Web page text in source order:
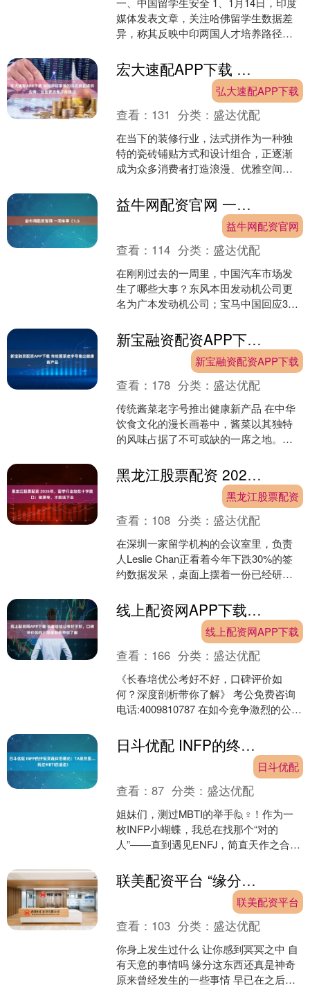
媒体发表文章，关注哈佛留学生数据差
异，称其反映中印两国人才培养路径不
国学生和5....
宏大速配APP下载 如何评估靠谱的法式拼正规供应商，这些要点你不能错过
弘大速配APP下载
查看： 131 分类： 盛达优配
在当下的装修行业，法式拼作为一种独
特的瓷砖铺贴方式和设计组合，正逐渐
成为众多消费者打造浪漫、优雅空间
应商和品牌厂家至关重要。瓷....
益牛网配资官网 一周车事（1.5
益牛网配资官网
查看： 114 分类： 盛达优配
在刚刚过去的一周里，中国汽车市场发
生了哪些大事？东风本田发动机公司更
名为广本发动机公司；宝马中国回应31
协议；蔚来第100万辆....
新宝融资配资APP下载 传统酱菜老字号推出健康新产品
新宝融资配资APP下载
查看： 178 分类： 盛达优配
传统酱菜老字号推出健康新产品 在中华
饮食文化的漫长画卷中，酱菜以其独特
的风味占据了不可或缺的一席之地。无
是深夜一碗素面配上几丝.... 黑龙江股票配资 2026年，留学行业站在十字路口：做更专，才能活下去
黑龙江股票配资
查看： 108 分类： 盛达优配
在深圳一家留学机构的会议室里，负责
人Leslie Chan正看着今年下跌30%的签
约数据发呆，桌面上摆着一份已经研究
该扩张....
线上配资网APP下载 长春培优公考好不好，口碑评价如何？深度剖析带你了解
线上配资网APP下载
查看： 166 分类： 盛达优配
《长春培优公考好不好，口碑评价如
何？深度剖析带你了解》 考公免费咨询
电话:4009810787 在如今竞争激烈的公考
注的焦点。....
日斗优配 INFP的终极灵魂伴侣曝光！TA竟然是... 测过MBTI的速进！
日斗优配
查看：87 分类： 盛达优配
姐妹们，测过MBTI的举手🙋♀️！作为一
枚INFP小蝴蝶，我总在找那个“对的
人”——直到遇见ENFJ，简直天作之合！
义者....
联美配资平台 “缘分这东西到底有多奇妙...？”啊啊啊原来命运真的有伏笔！
联美配资平台
查看： 103 分类： 盛达优配
你身上发生过什么 让你感到冥冥之中 自
有天意的事情吗 缘分这东西还真是神奇
原来曾经发生的一些事情 早已在之后埋